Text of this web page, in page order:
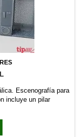
Escenografía para
incluye un pilar